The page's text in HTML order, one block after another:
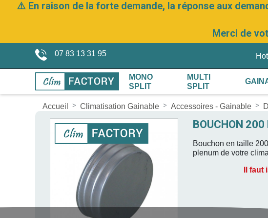
⚠️ En raison de la forte demande, la réponse aux
Merci de
07 83 13 31 95
MONO
SPLIT
MULTI
SPLIT
Accueil Climatisation Gainable Accessoires - Gainable
BOUCHON 200
Bouchon en taille
plenum de votre
Il